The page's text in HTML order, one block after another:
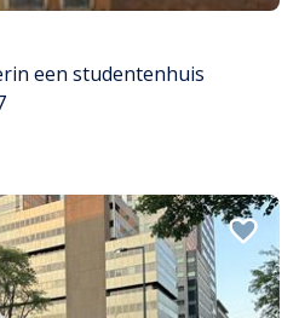
in een studentenhuis